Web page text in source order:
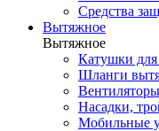
Средства
Вытяжное
Вытяжное
Катушки для
Шланги
Вентиляторы
Насадки,
Мобильные